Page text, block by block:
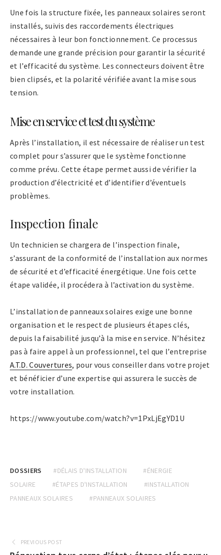
Une fois la structure fixée, les panneaux solaires seront
installés, suivis des raccordements électriques
nécessaires à leur bon fonctionnement. Ce processus
demande une grande précision pour garantir la sécurité
et l’efficacité du système. Les connecteurs doivent être
bien clipsés, et la polarité vérifiée avant la mise sous
tension.
Mise en service et test du système
Après l’installation, il est nécessaire de réaliser un test
complet pour s’assurer que le système fonctionne
comme prévu. Cette étape permet aussi de vérifier la
production d’électricité et d’identifier d’éventuels
problèmes.
Inspection finale
Un technicien se chargera de l’inspection finale,
s’assurant de la conformité de l’installation aux normes
de sécurité et d’efficacité énergétique. Une fois cette
étape validée, il procédera à l’activation du système.
L’installation de panneaux solaires exige une bonne
organisation et le respect de plusieurs étapes clés,
depuis la faisabilité jusqu’à la mise en service. N’hésitez
pas à faire appel à un professionnel, tel que l’entreprise
A.T.D. Couvertures, pour vous conseiller dans votre projet
et bénéficier d’une expertise qui assurera le succès de
votre installation.
https://www.youtube.com/watch?v=1PxLjEgYD1U
DOSSIERS #DÉLAIS D'INSTALLATION
#ÉNERGIE
SOLAIRE
#ÉTAPES D'INSTALLATION
#INSTALLATION
PANNEAUX SOLAIRES
#PANNEAUX SOLAIRES
PREVIOUS POST